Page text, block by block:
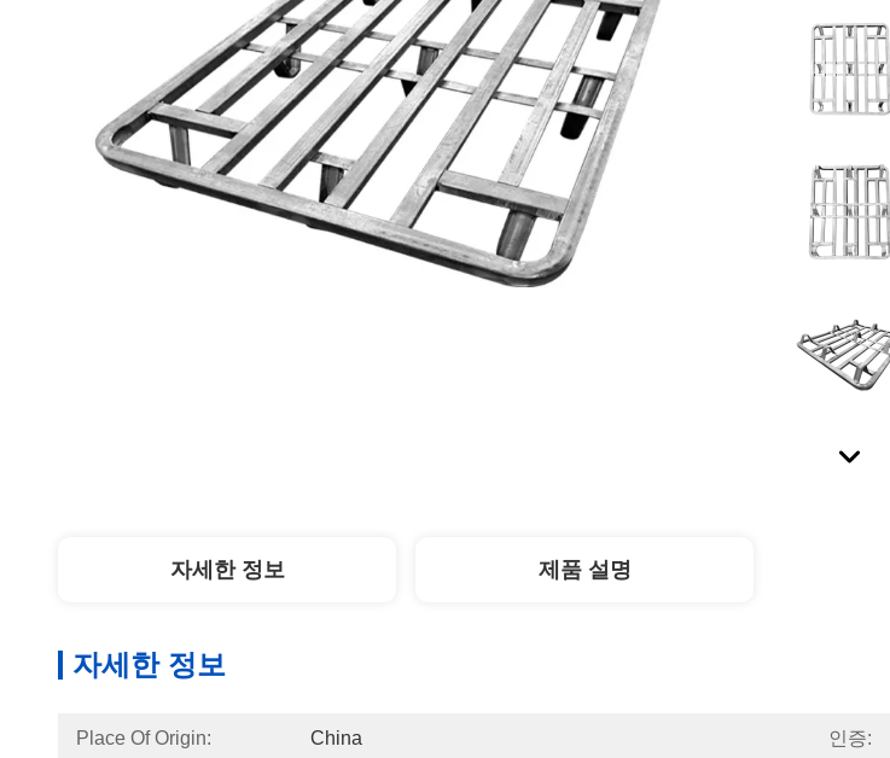
자세한 정보 제품 설명
자세한 정보
Place Of Origin: China 인증: